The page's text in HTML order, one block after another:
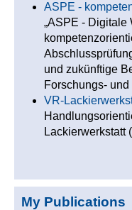
ASPE -
„ASPE - Digitale
und zukünftige
Forschungs-
VR-
Lackierwerkstatt
My Publications